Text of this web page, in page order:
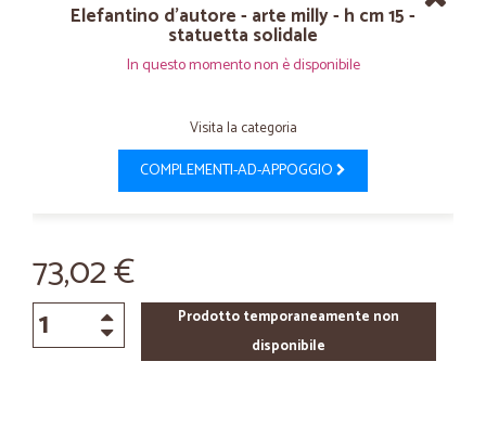
Elefantino d'autore - arte milly - h cm 15 -
statuetta solidale
In questo momento non è disponibile
Visita la categoria
COMPLEMENTI-AD-APPOGGIO
73,02 €
Prodotto temporaneamente non
disponibile